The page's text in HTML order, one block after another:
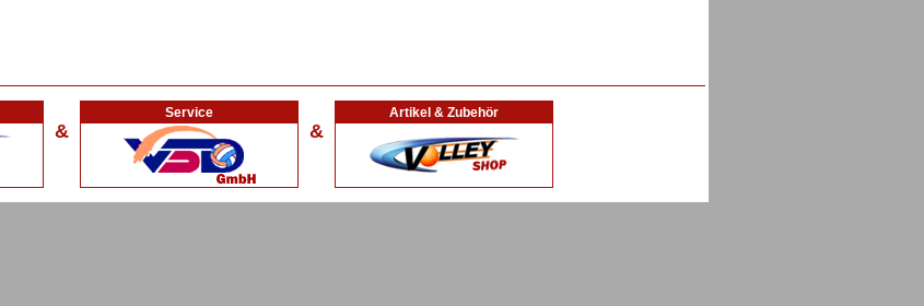
&
Service
&
Artikel & Zubehör